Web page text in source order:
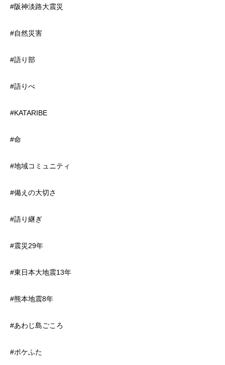
#阪神淡路大震災
#自然災害
#語り部
#語りべ
#KATARIBE
#命
#地域コミュニティ
#備えの大切さ
#語り継ぎ
#震災29年
#東日本大地震13年
#熊本地震8年
#あわじ島ごころ
#ポケふた